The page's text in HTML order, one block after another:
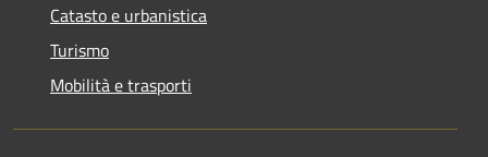
Catasto e urbanistica
Turismo
Mobilità e trasporti